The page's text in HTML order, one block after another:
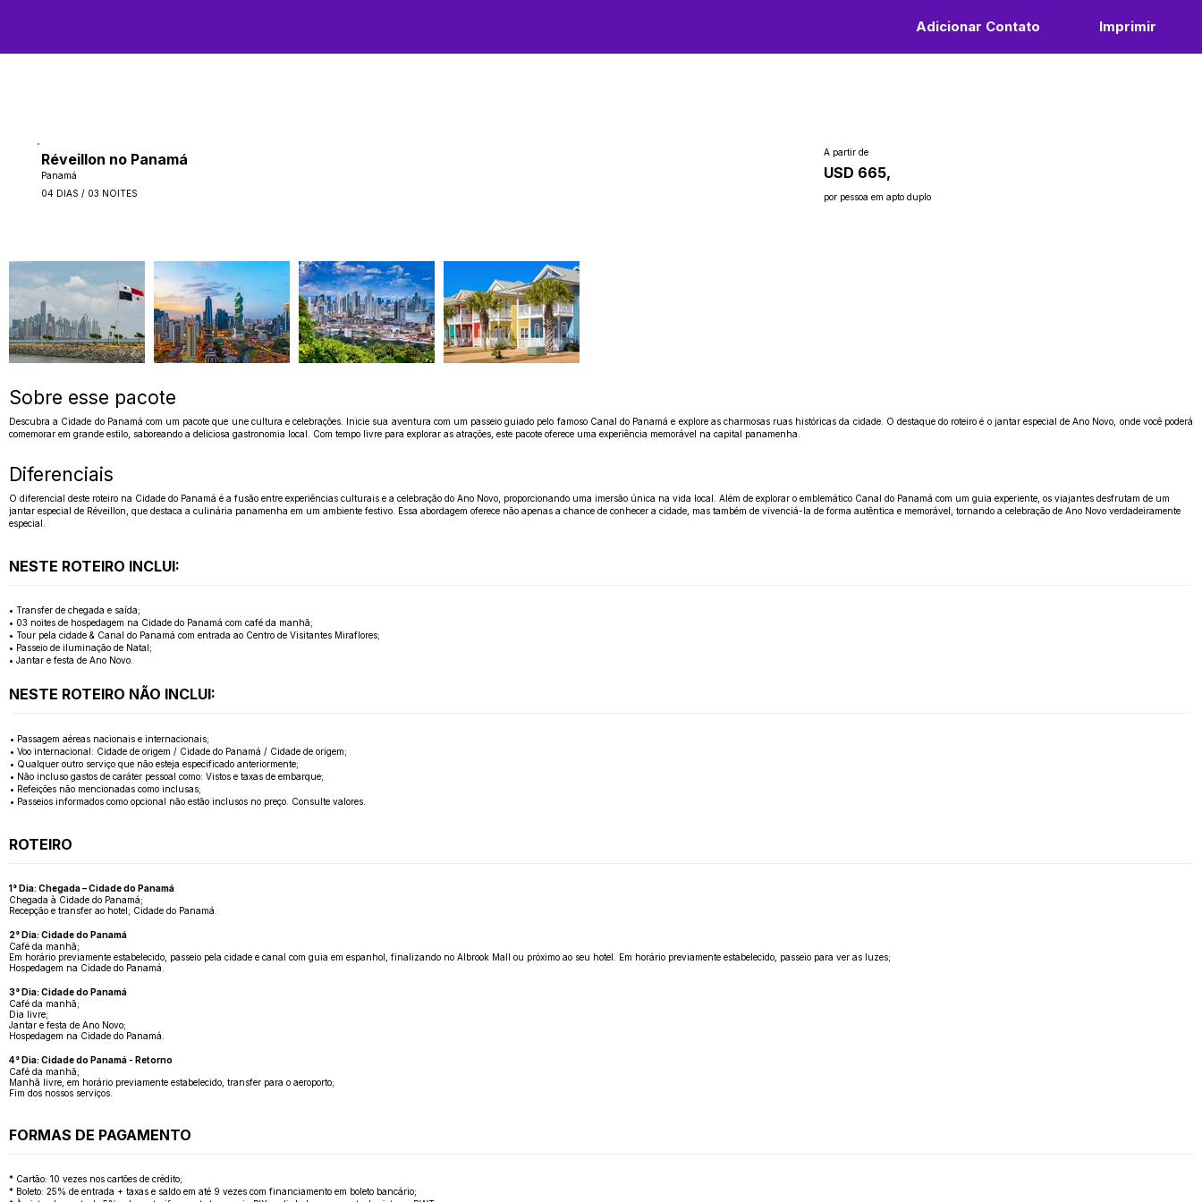
Adicionar Contato Imprimir
Réveillon no Panamá
Panamá
04 DIAS / 03 NOITES
A partir de
USD 665,
por pessoa em apto duplo
Sobre esse pacote
Descubra a Cidade do Panamá com um pacote que une cultura e celebrações. Inicie sua aventura com um passeio guiado pelo famoso Canal do Panamá e explore as charmosas ruas históricas da cidade. O destaque do roteiro é o jantar especial de Ano Novo, onde você poderá
comemorar em grande estilo, saboreando a deliciosa gastronomia local. Com tempo livre para explorar as atrações, este pacote oferece uma experiência memorável na capital panamenha.
Diferenciais
O diferencial deste roteiro na Cidade do Panamá é a fusão entre experiências culturais e a celebração do Ano Novo, proporcionando uma imersão única na vida local. Além de explorar o emblemático Canal do Panamá com um guia experiente, os viajantes desfrutam de um
jantar especial de Réveillon, que destaca a culinária panamenha em um ambiente festivo. Essa abordagem oferece não apenas a chance de conhecer a cidade, mas também de vivenciá-la de forma autêntica e memorável, tornando a celebração de Ano Novo verdadeiramente
especial.
NESTE ROTEIRO INCLUI:
• Transfer de chegada e saída;
• 03 noites de hospedagem na Cidade do Panamá com café da manhã;
• Tour pela cidade & Canal do Panamá com entrada ao Centro de Visitantes Miraflores;
• Passeio de iluminação de Natal;
• Jantar e festa de Ano Novo.
NESTE ROTEIRO NÃO INCLUI:
• Passagem aéreas nacionais e internacionais;
• Voo internacional: Cidade de origem / Cidade do Panamá / Cidade de origem;
• Qualquer outro serviço que não esteja especificado anteriormente;
• Não incluso gastos de caráter pessoal como: Vistos e taxas de embarque;
• Refeições não mencionadas como inclusas;
• Passeios informados como opcional não estão inclusos no preço. Consulte valores.
ROTEIRO
1° Dia: Chegada – Cidade do Panamá
Chegada à Cidade do Panamá;
Recepção e transfer ao hotel; Cidade do Panamá.
2° Dia: Cidade do Panamá
Café da manhã;
Em horário previamente estabelecido, passeio pela cidade e canal com guia em espanhol, finalizando no Albrook Mall ou próximo ao seu hotel. Em horário previamente estabelecido, passeio para ver as luzes;
Hospedagem na Cidade do Panamá.
3° Dia: Cidade do Panamá
Café da manhã;
Dia livre;
Jantar e festa de Ano Novo;
Hospedagem na Cidade do Panamá.
4° Dia: Cidade do Panamá - Retorno
Café da manhã;
Manhã livre, em horário previamente estabelecido, transfer para o aeroporto;
Fim dos nossos serviços.
FORMAS DE PAGAMENTO
* Cartão: 10 vezes nos cartões de crédito;
* Boleto: 25% de entrada + taxas e saldo em até 9 vezes com financiamento em boleto bancário;